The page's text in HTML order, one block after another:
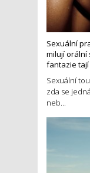
Sexuální
milují orální
fantazie tají
Sexuální
zda se
neb...